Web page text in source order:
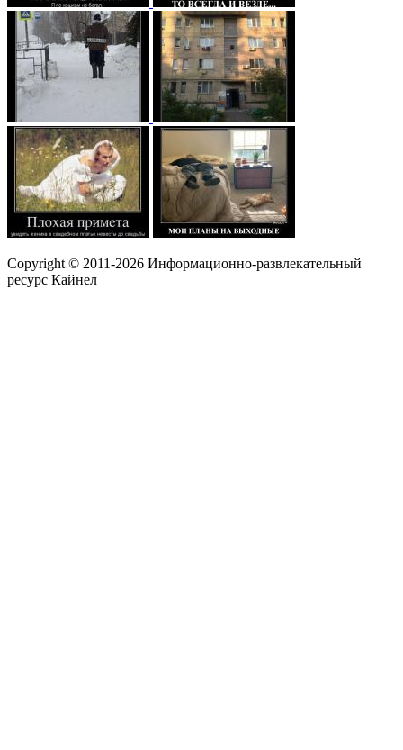
Copyright © 2011-2026 Информационно-развлекательный
ресурс Кайнел